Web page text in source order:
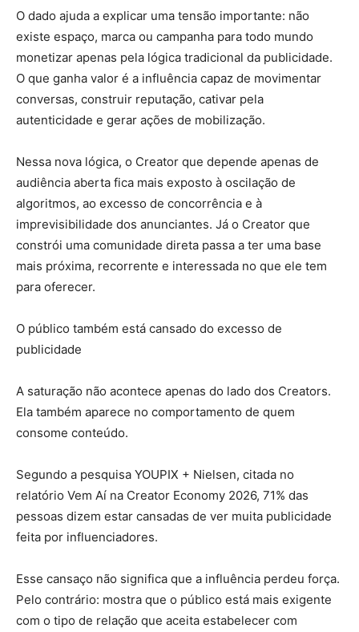
O dado ajuda a explicar uma tensão importante: não
existe espaço, marca ou campanha para todo mundo
monetizar apenas pela lógica tradicional da publicidade.
O que ganha valor é a influência capaz de movimentar
conversas, construir reputação, cativar pela
autenticidade e gerar ações de mobilização.
Nessa nova lógica, o Creator que depende apenas de
audiência aberta fica mais exposto à oscilação de
algoritmos, ao excesso de concorrência e à
imprevisibilidade dos anunciantes. Já o Creator que
constrói uma comunidade direta passa a ter uma base
mais próxima, recorrente e interessada no que ele tem
para oferecer.
O público também está cansado do excesso de
publicidade
A saturação não acontece apenas do lado dos Creators.
Ela também aparece no comportamento de quem
consome conteúdo.
Segundo a pesquisa YOUPIX + Nielsen, citada no
relatório Vem Aí na Creator Economy 2026, 71% das
pessoas dizem estar cansadas de ver muita publicidade
feita por influenciadores.
Esse cansaço não significa que a influência perdeu força.
Pelo contrário: mostra que o público está mais exigente
com o tipo de relação que aceita estabelecer com